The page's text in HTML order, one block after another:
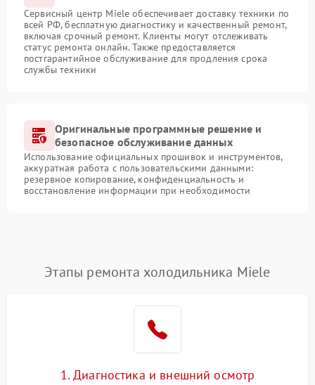
Сервисный центр Miele обеспечивает доставку техники по
всей РФ, бесплатную диагностику и качественный ремонт,
включая срочный ремонт. Клиенты могут отслеживать
статус ремонта онлайн. Также предоставляется
постгарантийное обслуживание для продления срока
службы техники
Оригинальные программные решение и
безопасное обслуживание данных
Использование официальных прошивок и инструментов,
аккуратная работа с пользовательскими данными:
резервное копирование, конфиденциальность и
восстановление информации при необходимости
Этапы ремонта холодильника Miele
1. Диагностика и внешний осмотр